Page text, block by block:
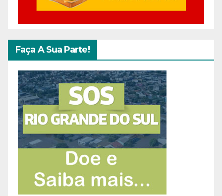
Faça A Sua Parte!